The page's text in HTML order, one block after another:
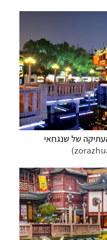
העתיקה של שנגחאי